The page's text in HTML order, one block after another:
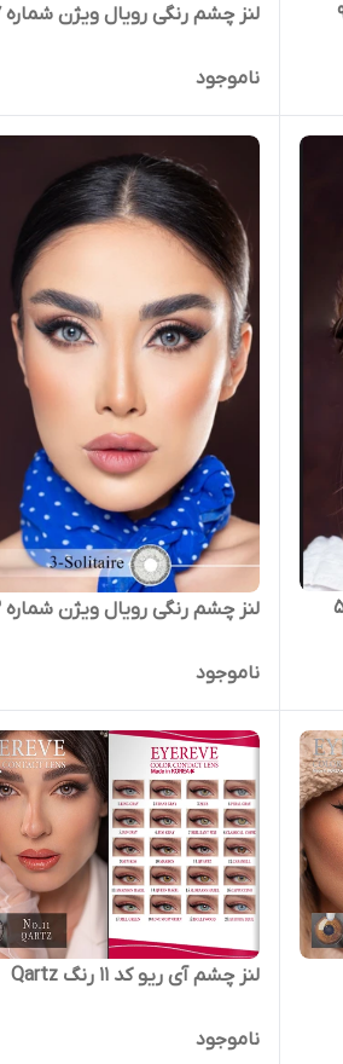
لنز چشم رنگی رویال ویژن شماره 7
ناموجود
لنز چشم رنگی رویال ویژن شماره 3
ناموجود
لنز چشم آی ریو کد 11 رنگ Qartz
ناموجود